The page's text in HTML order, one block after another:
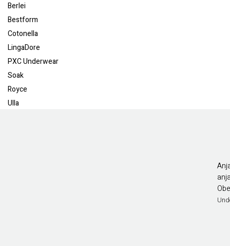
Berlei
Bestform
Cotonella
LingaDore
PXC Underwear
Soak
Royce
Ulla